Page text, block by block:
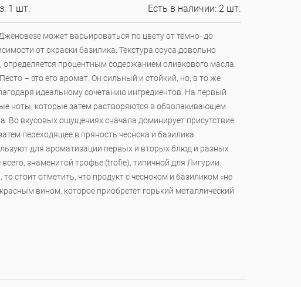
1 шт. Есть в наличии: 2 шт.
может варьироваться по цвету от тёмно- до
от окраски базилика. Текстура соуса довольно
определяется процентным содержанием оливкового масла.
– это его аромат. Он сильный и стойкий, но, в то же
идеальному сочетанию ингредиентов. На первый
ноты, которые затем растворяются в обволакивающем
Во вкусовых ощущениях сначала доминирует присутствие
переходящее в пряность чеснока и базилика.
для ароматизации первых и вторых блюд и разных
знаменитой трофье (trofie), типичной для Лигурии.
то стоит отметить, что продукт с чесноком и базиликом «не
вином, которое приобретёт горький металлический